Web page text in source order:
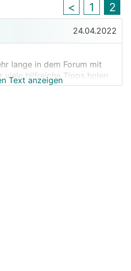
< 1 2
24.04.2022
lange in dem Forum mit
viele hilfreiche Tipps holen
Mehrwert ist für mich enorm
Text anzeigen